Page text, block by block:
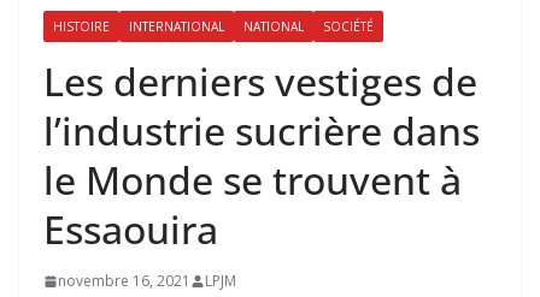
HISTOIRE INTERNATIONAL NATIONAL SOCIÉTÉ
Les derniers vestiges de
l’industrie sucrière dans
le Monde se trouvent à
Essaouira
novembre 16, 2021 LPJM